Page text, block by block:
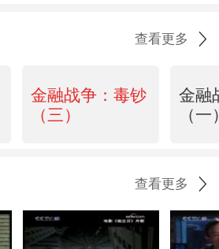
查看更多
金融战争：毒钞
（三）
金融
（一
查看更多